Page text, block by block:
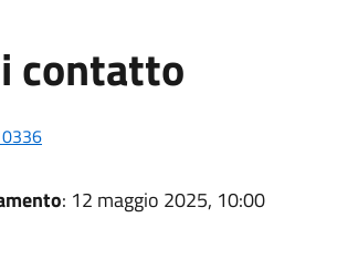
contatto
: 12 maggio 2025, 10:00